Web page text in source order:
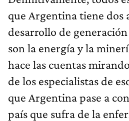
que Argentina tiene dos
desarrollo de
son la energía y la
hace las cuentas
de los especialistas de
que Argentina pase a
país que sufra de la